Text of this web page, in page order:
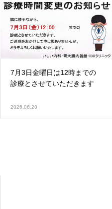
7月3日金曜日は12時までの
診療とさせていただきます
2026.06.20